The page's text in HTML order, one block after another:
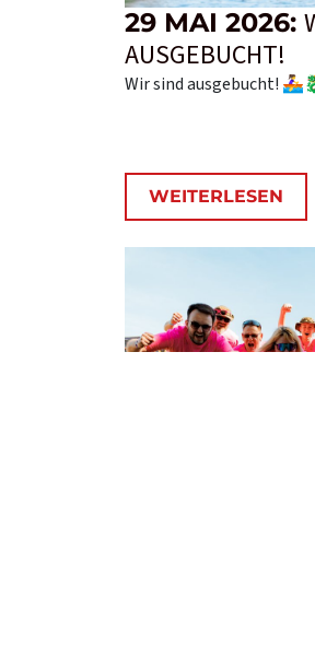
29 MAI 2026:
AUSGEBUCHT!
Wir sind ausgebucht!
WEITERLESEN